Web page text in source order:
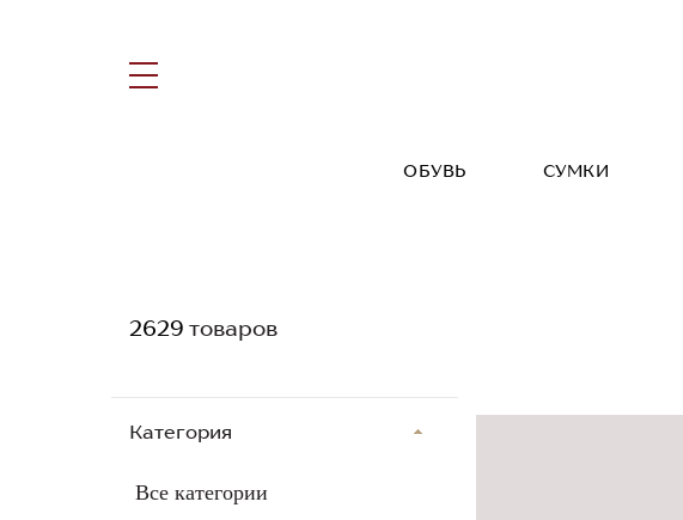
ОБУВЬ СУМКИ
Категория
Все категории
2629 товаров